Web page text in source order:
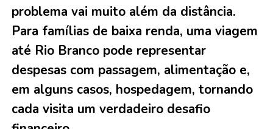
problema vai muito além da distância.
Para famílias de baixa renda, uma viagem
até Rio Branco pode representar
despesas com passagem, alimentação e,
em alguns casos, hospedagem, tornando
cada visita um verdadeiro desafio